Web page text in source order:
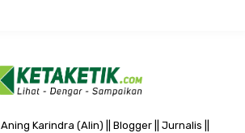
Aning Karindra (Alin) || Blogger || Jurnalis ||